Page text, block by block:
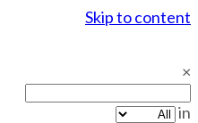
Skip to content
rafa medical Ltd
medical technologies
×
in